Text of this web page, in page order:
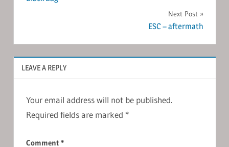
navigation
Next Post
ESC – aftermath
LEAVE A REPLY
Your email address will not be published.
Required fields are marked *
Comment *